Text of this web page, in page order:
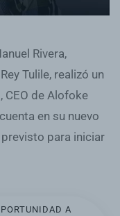
Rivera,
Tulile, realizó un
CEO de Alofoke
en su nuevo
para iniciar
A